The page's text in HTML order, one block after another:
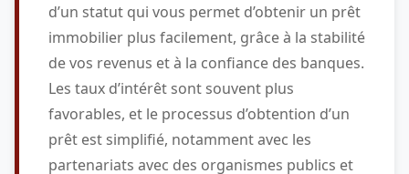
d’un statut qui vous permet d’obtenir un prêt
immobilier plus facilement, grâce à la stabilité
de vos revenus et à la confiance des banques.
Les taux d’intérêt sont souvent plus
favorables, et le processus d’obtention d’un
prêt est simplifié, notamment avec les
partenariats avec des organismes publics et